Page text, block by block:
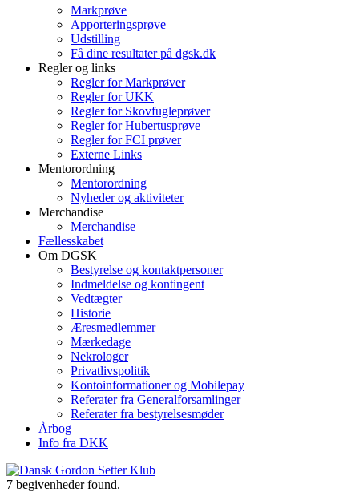
Markprøve
Apporteringsprøve
Udstilling
Få dine resultater på dgsk.dk
Regler og links
Regler for Markprøver
Regler for UKK
Regler for Skovfugleprøver
Regler for Hubertusprøve
Regler for FCI prøver
Externe Links
Mentorordning
Mentorordning
Nyheder og aktiviteter
Merchandise
Merchandise
Fællesskabet
Om DGSK
Bestyrelse og kontaktpersoner
Indmeldelse og kontingent
Vedtægter
Historie
Æresmedlemmer
Mærkedage
Nekrologer
Privatlivspolitik
Kontoinformationer og Mobilepay
Referater fra Generalforsamlinger
Referater fra bestyrelsesmøder
Årbog
Info fra DKK
7 begivenheder found.